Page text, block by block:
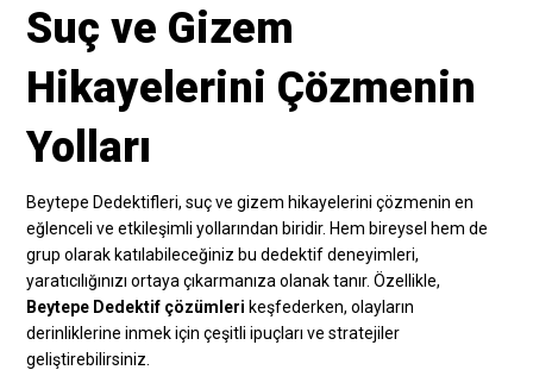
Suç ve Gizem
Hikayelerini Çözmenin
Yolları
Beytepe Dedektifleri, suç ve gizem hikayelerini çözmenin en
eğlenceli ve etkileşimli yollarından biridir. Hem bireysel hem de
grup olarak katılabileceğiniz bu dedektif deneyimleri,
yaratıcılığınızı ortaya çıkarmanıza olanak tanır. Özellikle,
Beytepe Dedektif çözümleri keşfederken, olayların
derinliklerine inmek için çeşitli ipuçları ve stratejiler
geliştirebilirsiniz.